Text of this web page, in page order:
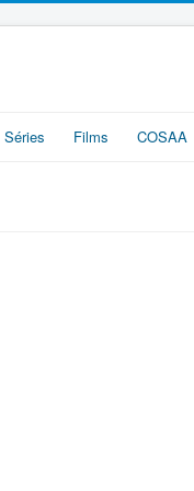
Séries Films COSAA